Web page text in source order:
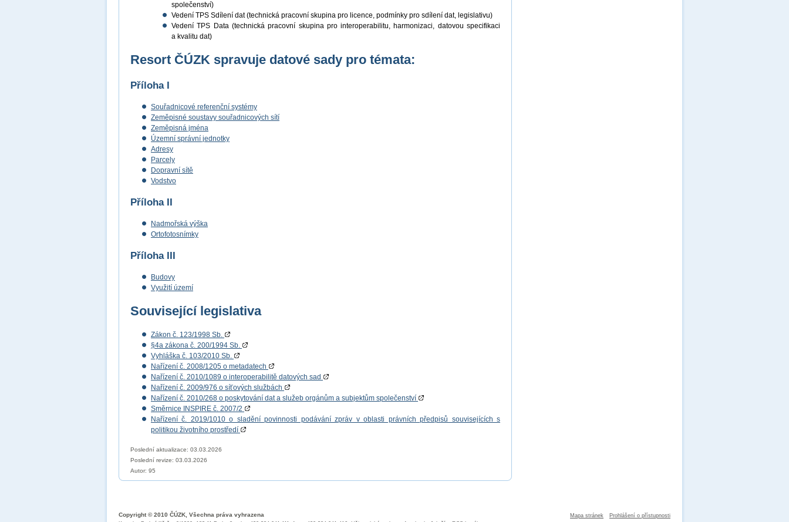
společenství)
Vedení TPS Sdílení dat (technická pracovní skupina pro licence, podmínky pro sdílení dat, legislativu)
Vedení TPS Data (technická pracovní skupina pro interoperabilitu, harmonizaci, datovou specifikaci
a kvalitu dat)
Resort ČÚZK spravuje datové sady pro témata:
Příloha I
Souřadnicové referenční systémy
Zeměpisné soustavy souřadnicových sítí
Zeměpisná jména
Územní správní jednotky
Adresy
Parcely
Dopravní sítě
Vodstvo
Příloha II
Nadmořská výška
Ortofotosnímky
Příloha III
Budovy
Využití území
Související legislativa
Zákon č. 123/1998 Sb.
§4a zákona č. 200/1994 Sb.
Vyhláška č. 103/2010 Sb.
Nařízení č. 2008/1205 o metadatech
Nařízení č. 2010/1089 o interoperabilitě datových sad
Nařízení č. 2009/976 o síťových službách
Nařízení č. 2010/268 o poskytování dat a služeb orgánům a subjektům společenství
Směrnice INSPIRE č. 2007/2
Nařízení č. 2019/1010 o sladění povinnosti podávání zpráv v oblasti právních předpisů souvisejících s
politikou životního prostředí
Poslední aktualizace: 03.03.2026
Poslední revize: 03.03.2026
Autor: 95
Mapa stránek Prohlášení o přístupnosti
Copyright © 2010 ČÚZK, Všechna práva vyhrazena